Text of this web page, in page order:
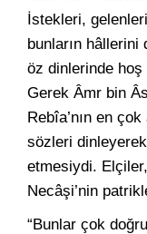
İstekleri,
bunların hâllerini
öz dinlerinde
Gerek Âmr bin
Rebîa’nın en
sözleri
etmesiydi.
Necâşi’nin
“Bunlar çok